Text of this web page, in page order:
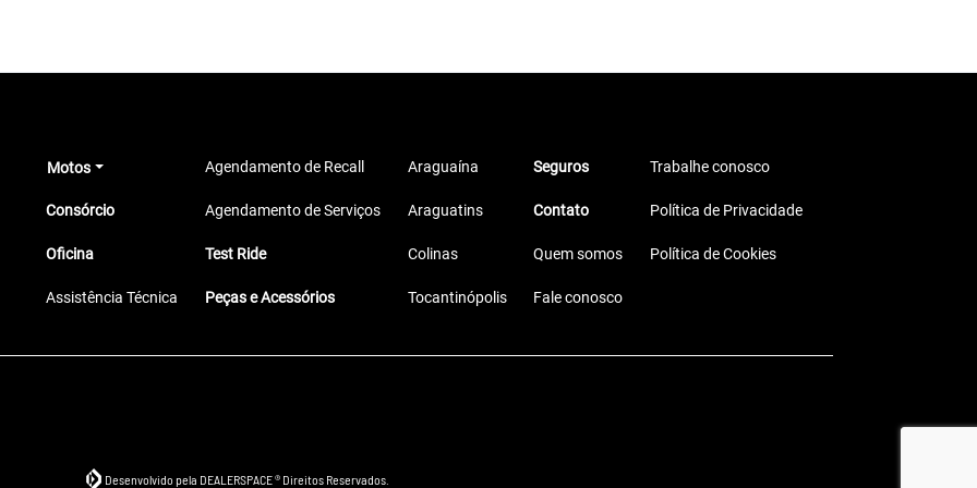
Motos
Consórcio
Oficina
Assistência Técnica
Agendamento de Recall
Agendamento de Serviços
Test Ride
Peças e Acessórios
Araguaína
Araguatins
Colinas
Tocantinópolis
Seguros
Contato
Quem somos
Fale conosco
Trabalhe conosco
Política de Privacidade
Política de Cookies
Desenvolvido pela DEALERSPACE ® Direitos Reservados.